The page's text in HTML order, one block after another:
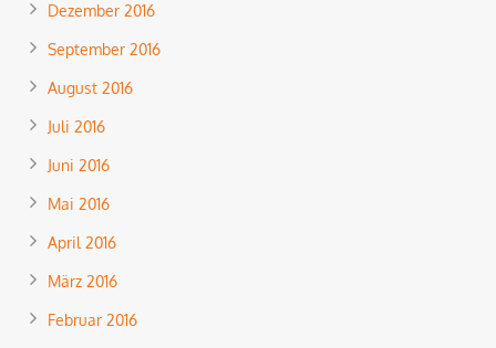
Dezember 2016
September 2016
August 2016
Juli 2016
Juni 2016
Mai 2016
April 2016
März 2016
Februar 2016